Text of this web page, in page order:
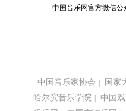
中国音乐网官方微信公
中国音乐家协会 国家
哈尔滨音乐学院
中国